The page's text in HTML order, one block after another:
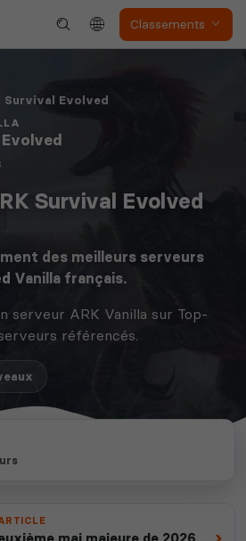
Classements
Survival Evolved
Survival Evolved
des meilleurs serveurs
Vanilla français.
serveur ARK Vanilla sur Top-
référencés.
maj majeure de 2026